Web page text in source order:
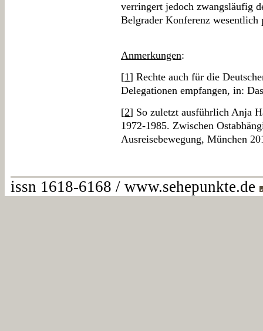
verringert jedoch zwangsläufig
Belgrader Konferenz wesentlich
Anmerkungen:
[1] Rechte auch für die
Delegationen empfangen, in:
[2] So zuletzt ausführlich Anja
1972-1985. Zwischen
Ausreisebewegung, München
issn 1618-6168 / www.sehepunkte.de